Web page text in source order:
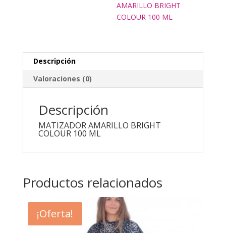
AMARILLO BRIGHT
COLOUR 100 ML
Descripción
Valoraciones (0)
Descripción
MATIZADOR AMARILLO BRIGHT
COLOUR 100 ML
Productos relacionados
¡Oferta!